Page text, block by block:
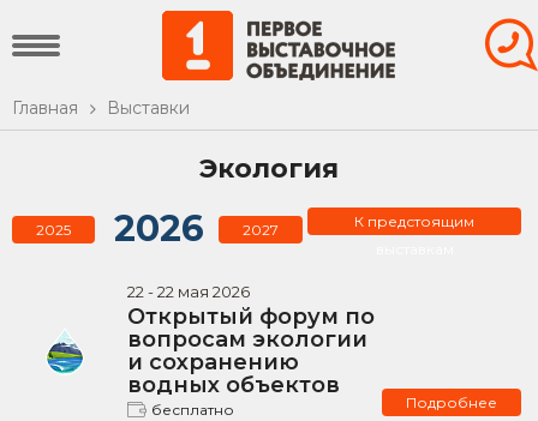
Главная Выставки
Экология
2025 2026 2027
К предстоящим
22 -22 мая 2026
Открытый форум по
вопросам экологии
и сохранению
водных объектов
бесплатно Подробнее